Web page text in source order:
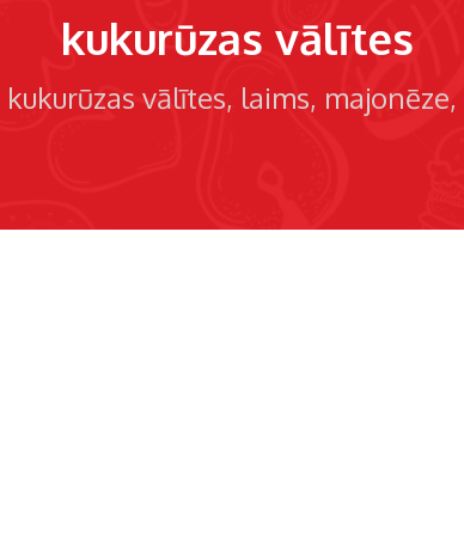
kukurūzas vālītes
kukurūzas vālītes laims majonēze